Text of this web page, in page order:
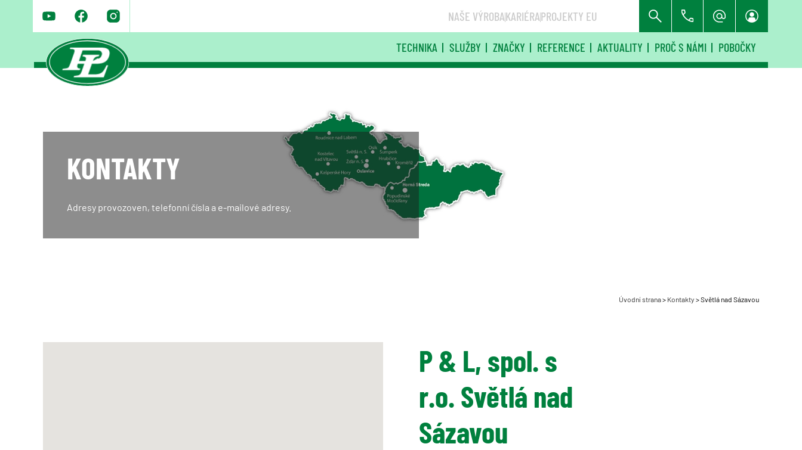
NAŠE VÝROBAKARIÉRAPROJEKTY EU
TECHNIKA SLUŽBY ZNAČKY REFERENCE AKTUALITY PROČ S NÁMI POBOČKY
KONTAKTY
Adresy provozoven, telefonní čísla a e-mailové adresy.
Úvodní strana> Kontakty >Světlá nad Sázavou
P & L, spol. s
r.o. Světlá nad
Sázavou